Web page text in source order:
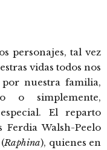
personajes, tal vez
vidas todos nos
nuestra familia,
o simplemente,
El reparto
Walsh-Peelo
Raphina), quienes en